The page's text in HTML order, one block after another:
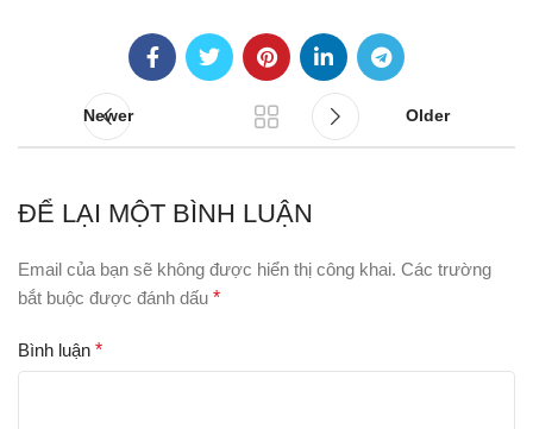
Newer Older
ĐỂ LẠI MỘT BÌNH LUẬN
Email của bạn sẽ không được hiển thị công khai. Các trường
bắt buộc được đánh dấu *
Bình luận *